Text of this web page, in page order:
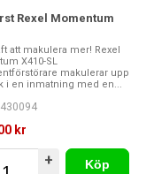
Rexel Momentum
att makulera mer! Rexel
X410-SL
makulerar upp
i en inmatning med en...
kr
+
Köp